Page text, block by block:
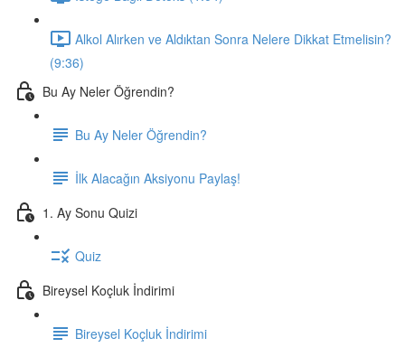
Alkol Alırken ve Aldıktan Sonra Nelere Dikkat Etmelisin?
(9:36)
Bu Ay Neler Öğrendin?
Bu Ay Neler Öğrendin?
İlk Alacağın Aksiyonu Paylaş!
1. Ay Sonu Quizi
Quiz
Bireysel Koçluk İndirimi
Bireysel Koçluk İndirimi